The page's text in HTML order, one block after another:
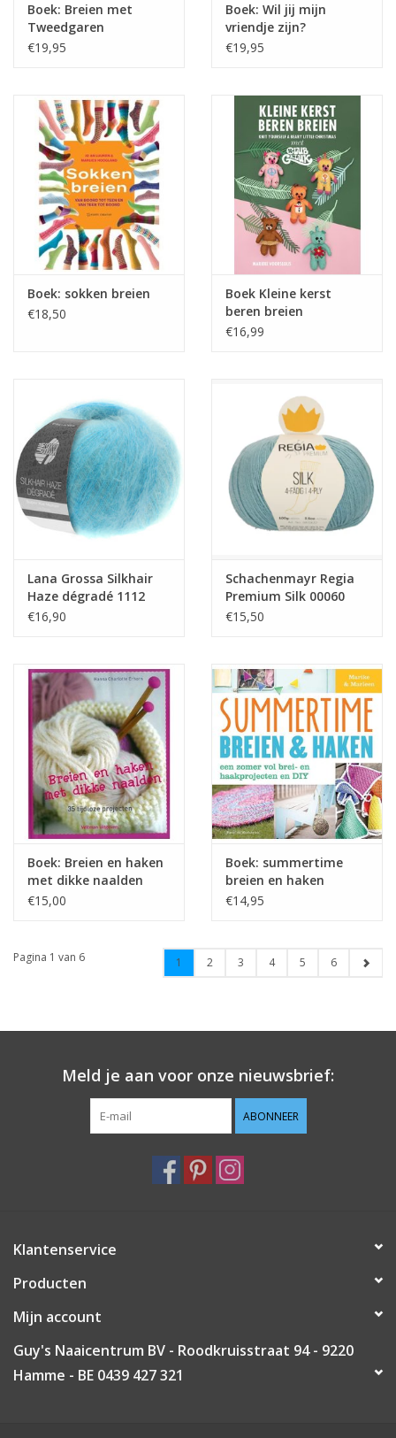
Boek: Breien met
Tweedgaren
€19,95
Boek: Wil jij mijn
vriendje zijn?
€19,95
Boek: sokken breien
€18,50
Boek Kleine kerst
beren breien
€16,99
Lana Grossa Silkhair
Haze dégradé 1112
€16,90
Schachenmayr Regia
Premium Silk 00060
€15,50
Boek: Breien en haken
met dikke naalden
€15,00
Boek: summertime
breien en haken
€14,95
Pagina 1 van 6 1 2 3 4 5 6
Meld je aan voor onze nieuwsbrief:
ABONNEER
Klantenservice
Producten
Mijn account
Guy's Naaicentrum BV - Roodkruisstraat 94 - 9220
Hamme - BE 0439 427 321